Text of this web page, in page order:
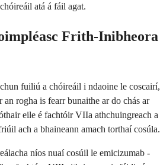
atá á fáil agat.
Frith-Inibheora
fuiliú a chóireáil i ndaoine le coscairí,
rogha is fearr bunaithe ar do chás ar
eile é fachtóir VIIa athchuingreach a
ach a bhaineann amach torthaí cosúla.
níos nuaí cosúil le emicizumab -